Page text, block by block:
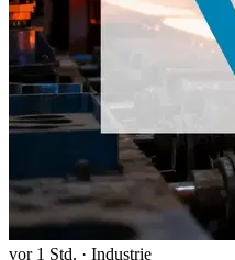
vor 1 Std. · Industrie